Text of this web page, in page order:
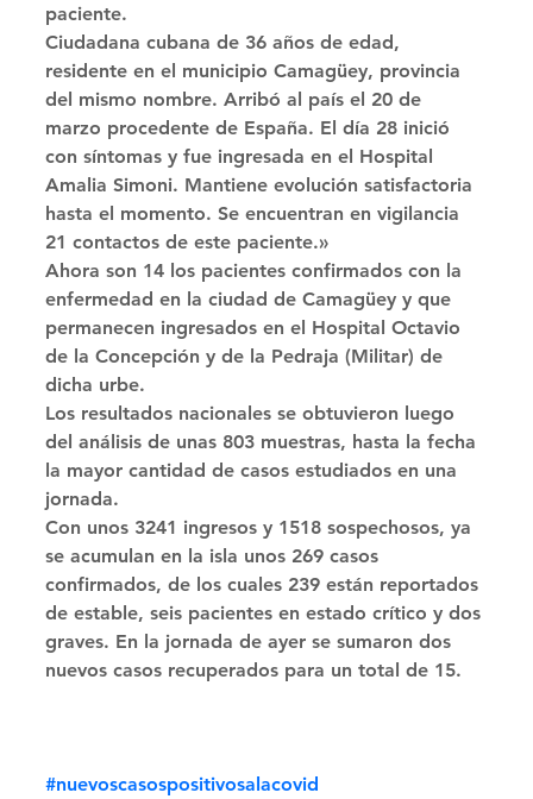
paciente.
Ciudadana cubana de 36 años de edad,
residente en el municipio Camagüey, provincia
del mismo nombre. Arribó al país el 20 de
marzo procedente de España. El día 28 inició
con síntomas y fue ingresada en el Hospital
Amalia Simoni. Mantiene evolución satisfactoria
hasta el momento. Se encuentran en vigilancia
21 contactos de este paciente.»
Ahora son 14 los pacientes confirmados con la
enfermedad en la ciudad de Camagüey y que
permanecen ingresados en el Hospital Octavio
de la Concepción y de la Pedraja (Militar) de
dicha urbe.
Los resultados nacionales se obtuvieron luego
del análisis de unas 803 muestras, hasta la fecha
la mayor cantidad de casos estudiados en una
jornada.
Con unos 3241 ingresos y 1518 sospechosos, ya
se acumulan en la isla unos 269 casos
confirmados, de los cuales 239 están reportados
de estable, seis pacientes en estado crítico y dos
graves. En la jornada de ayer se sumaron dos
nuevos casos recuperados para un total de 15.
#nuevoscasospositivosalacovid